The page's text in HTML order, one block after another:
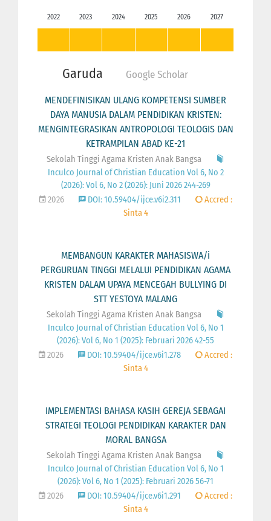
2022 2023 2024 2025 2026 2027
Garuda Google Scholar
MENDEFINISIKAN ULANG KOMPETENSI SUMBER
DAYA MANUSIA DALAM PENDIDIKAN KRISTEN:
MENGINTEGRASIKAN ANTROPOLOGI TEOLOGIS DAN
KETRAMPILAN ABAD KE-21
Sekolah Tinggi Agama Kristen Anak Bangsa
Inculco Journal of Christian Education Vol 6, No 2
(2026): Vol 6, No 2 (2026): Juni 2026 244-269
2026
DOI: 10.59404/ijce.v6i2.311
Accred :
Sinta 4
MEMBANGUN KARAKTER MAHASISWA/i
PERGURUAN TINGGI MELALUI PENDIDIKAN AGAMA
KRISTEN DALAM UPAYA MENCEGAH BULLYING DI
STT YESTOYA MALANG
Sekolah Tinggi Agama Kristen Anak Bangsa
Inculco Journal of Christian Education Vol 6, No 1
(2026): Vol 6, No 1 (2025): Februari 2026 42-55
2026
DOI: 10.59404/ijce.v6i1.278
Accred :
Sinta 4
IMPLEMENTASI BAHASA KASIH GEREJA SEBAGAI
STRATEGI TEOLOGI PENDIDIKAN KARAKTER DAN
MORAL BANGSA
Sekolah Tinggi Agama Kristen Anak Bangsa
Inculco Journal of Christian Education Vol 6, No 1
(2026): Vol 6, No 1 (2025): Februari 2026 56-71
2026
DOI: 10.59404/ijce.v6i1.291
Accred :
Sinta 4